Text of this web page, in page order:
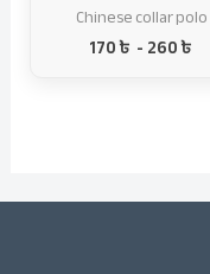
Chinese collar polo
170৳ -260৳